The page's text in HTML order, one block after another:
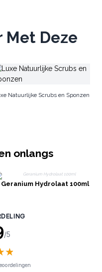
Met Deze
Natuurlijke Scrubs en Sponzen
onlangs
Geranium Hydrolaat 100ml
/5
★
★